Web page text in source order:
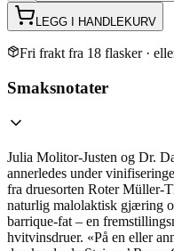
LEGG I HANDLEKURV
Fri frakt fra 18 flasker ·
Smaksnotater
Julia Molitor-Justen og Dr.
annerledes under
fra druesorten Roter Müller-
naturlig malolaktisk gjæring
barrique-fat – en
hvitvinsdruer. «På en eller